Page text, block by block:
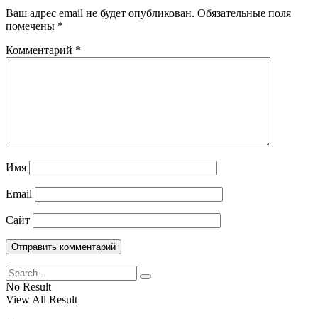
Ваш адрес email не будет опубликован. Обязательные поля
помечены *
Комментарий *
Имя
Email
Сайт
No Result
View All Result